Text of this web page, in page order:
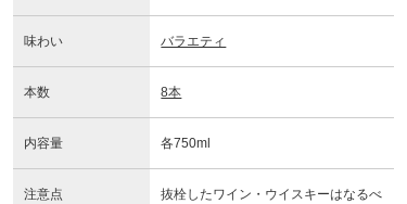
味わい バラエティ
本数 8本
内容量 各750ml
注意点
抜栓したワイン・ウイスキーはなるべ